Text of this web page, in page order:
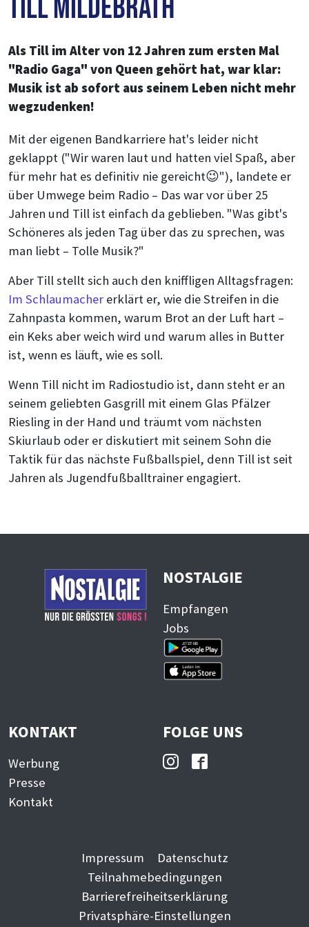
Till Mildebrath
Als Till im Alter von 12 Jahren zum ersten Mal
"Radio Gaga" von Queen gehört hat, war klar:
Musik ist ab sofort aus seinem Leben nicht mehr
wegzudenken!
Mit der eigenen Bandkarriere hat's leider nicht
geklappt ("Wir waren laut und hatten viel Spaß, aber
für mehr hat es definitiv nie gereicht😉"), landete er
über Umwege beim Radio – Das war vor über 25
Jahren und Till ist einfach da geblieben. "Was gibt's
Schöneres als jeden Tag über das zu sprechen, was
man liebt – Tolle Musik?"
Aber Till stellt sich auch den kniffligen Alltagsfragen:
Im Schlaumacher erklärt er, wie die Streifen in die
Zahnpasta kommen, warum Brot an der Luft hart –
ein Keks aber weich wird und warum alles in Butter
ist, wenn es läuft, wie es soll.
Wenn Till nicht im Radiostudio ist, dann steht er an
seinem geliebten Gasgrill mit einem Glas Pfälzer
Riesling in der Hand und träumt vom nächsten
Skiurlaub oder er diskutiert mit seinem Sohn die
Taktik für das nächste Fußballspiel, denn Till ist seit
Jahren als Jugendfußballtrainer engagiert.
NOSTALGIE
Empfangen
Jobs
KONTAKT
Werbung
Presse
Kontakt
FOLGE UNS
Impressum
Datenschutz
Teilnahmebedingungen
Barrierefreiheitserklärung
Privatsphäre-Einstellungen